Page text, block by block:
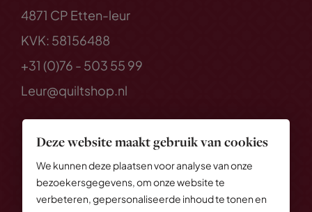
Deze website maakt gebruik van cookies
We kunnen deze plaatsen voor analyse van onze
bezoekersgegevens, om onze website te
verbeteren, gepersonaliseerde inhoud te tonen en
4871 CP Etten-leur
KVK: 58156488
+31 (0)76 - 503 55 99
Leur@quiltshop.nl